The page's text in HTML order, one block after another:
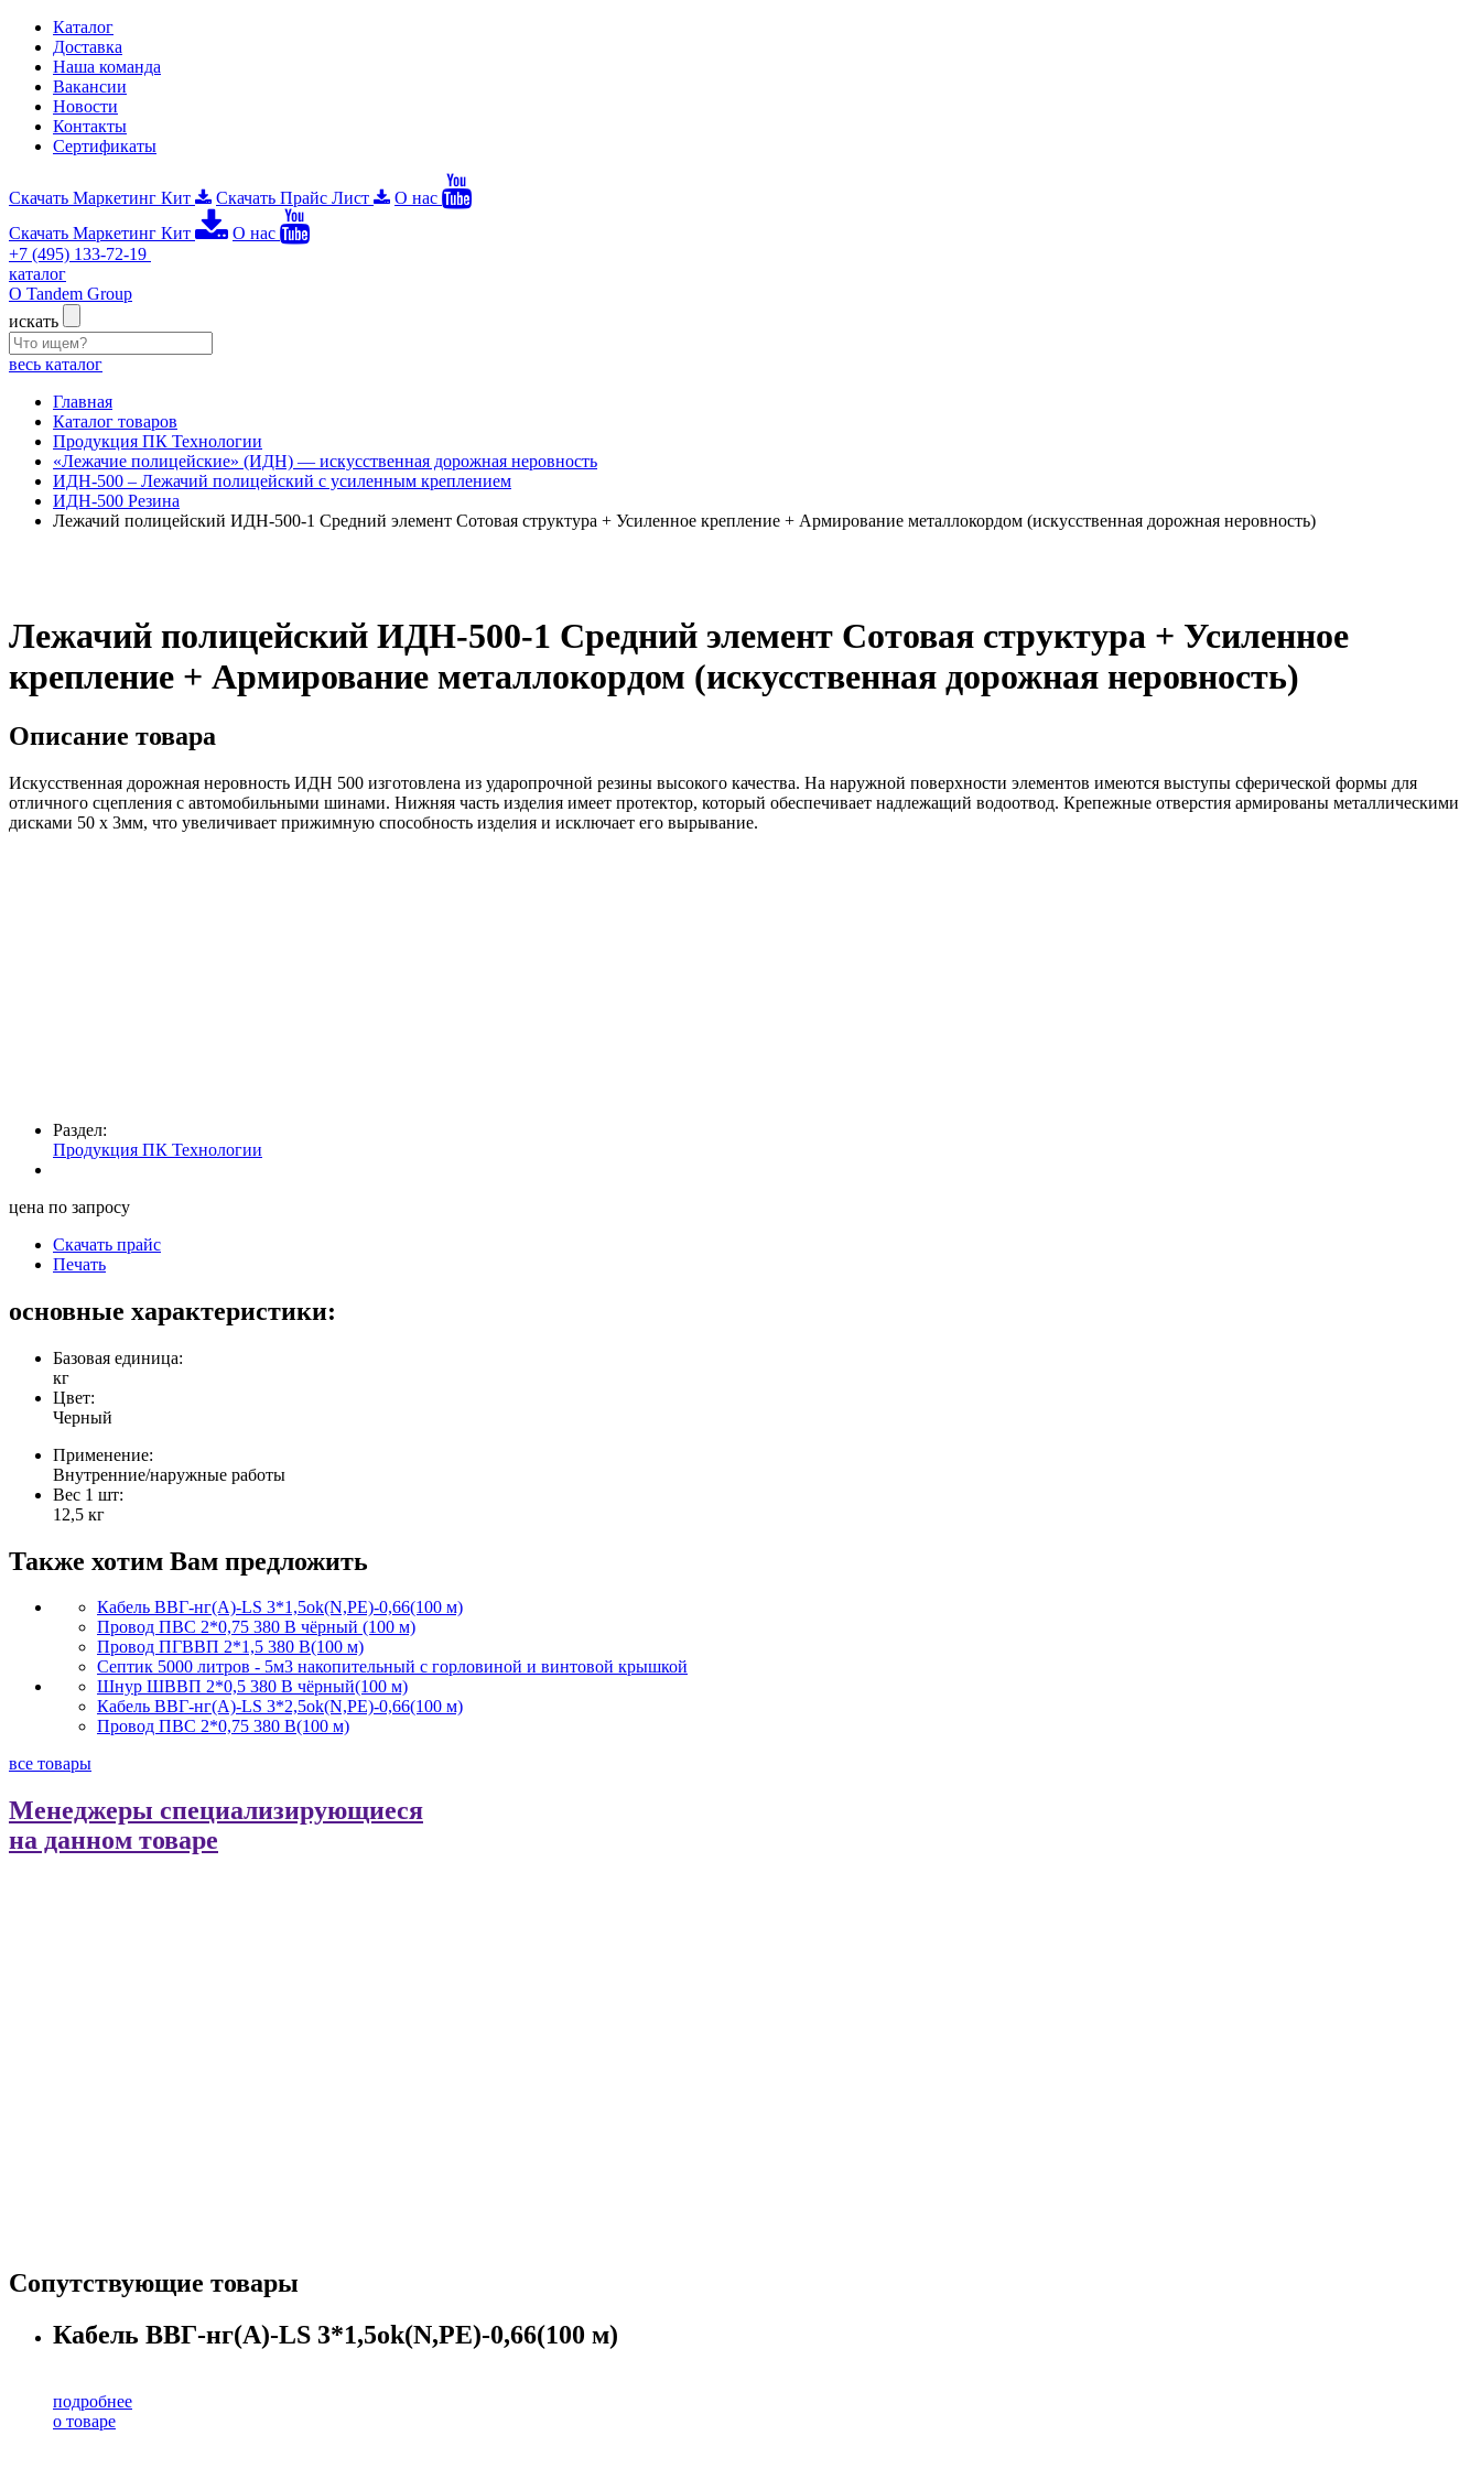
Каталог
Доставка
Наша команда
Вакансии
Новости
Контакты
Сертификаты
Скачать Маркетинг Кит Скачать Прайс Лист
О нас
Скачать Маркетинг Кит
О нас
+7 (495) 133-72-19
каталог
О Tandem Group
искать
весь каталог
Главная
Каталог товаров
Продукция ПК Технологии
«Лежачие полицейские» (ИДН) — искусственная дорожная неровность
ИДН-500 – Лежачий полицейский с усиленным креплением
ИДН-500 Резина
Лежачий полицейский ИДН-500-1 Средний элемент Сотовая структура + Усиленное крепление + Армирование металлокордом (искусственная дорожная неровность)
Лежачий полицейский ИДН-500-1 Средний элемент Сотовая структура + Усиленное
крепление + Армирование металлокордом (искусственная дорожная неровность)
Описание товара
Искусственная дорожная неровность ИДН 500 изготовлена из ударопрочной резины высокого качества. На наружной поверхности элементов имеются выступы сферической формы для
отличного сцепления с автомобильными шинами. Нижняя часть изделия имеет протектор, который обеспечивает надлежащий водоотвод. Крепежные отверстия армированы металлическими
дисками 50 х 3мм, что увеличивает прижимную способность изделия и исключает его вырывание.
Раздел:
Продукция ПК Технологии
цена по запросу
Скачать прайс
Печать
основные характеристики:
Базовая единица:
кг
Цвет:
Черный
Применение:
Внутренние/наружные работы
Вес 1 шт:
12,5 кг
Также хотим Вам предложить
Кабель ВВГ-нг(А)-LS 3*1,5ok(N,PE)-0,66(100 м)
Провод ПВС 2*0,75 380 В чёрный (100 м)
Провод ПГВВП 2*1,5 380 В(100 м)
Септик 5000 литров - 5м3 накопительный с горловиной и винтовой крышкой
Шнур ШВВП 2*0,5 380 В чёрный(100 м)
Кабель ВВГ-нг(А)-LS 3*2,5ok(N,PE)-0,66(100 м)
Провод ПВС 2*0,75 380 В(100 м)
все товары
Менеджеры специализирующиеся
на данном товаре
Сопутствующие товары
Кабель ВВГ-нг(А)-LS 3*1,5ok(N,PE)-0,66(100 м)
подробнее
о товаре